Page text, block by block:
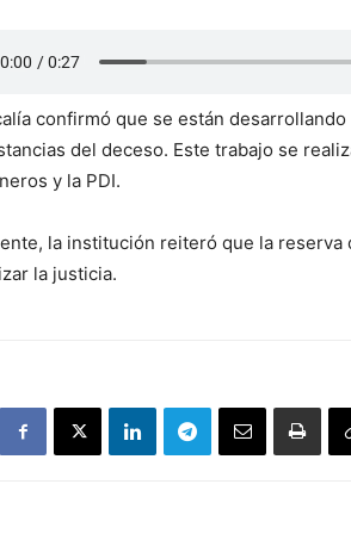
confirmó que se están
del deceso. Este trabajo se
y la PDI.
la institución reiteró que la
la justicia.